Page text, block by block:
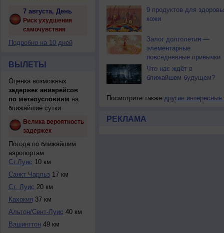
7 августа, День
Риск ухудшения
самочувствия
Подробно на 10 дней
ВЫЛЕТЫ
Оценка возможных
задержек авиарейсов
по метеоусловиям на
ближайшие сутки
Велика вероятность
задержек
Погода по ближайшим
аэропортам
Ст.Луис 10 км
Санкт Чарльз 17 км
Ст. Луис 20 км
Кахокия 37 км
Альтон/Сент-Луис 40 км
Вашингтон 49 км
9 продуктов для
кожи
Залог долголетия —
элементарные
повседневные привычки
Что нас ждёт в
ближайшем будущем?
Посмотрите также другие интересные
РЕКЛАМА